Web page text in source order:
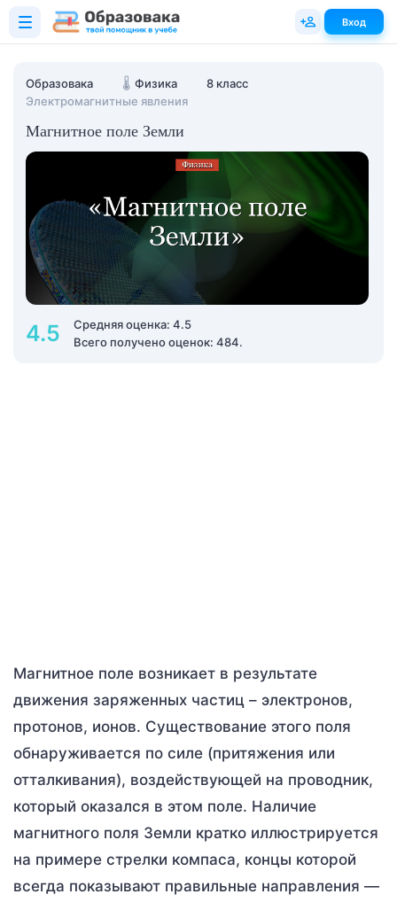
Образовака 🌡️ Физика
8 класс
Электромагнитные явления
Магнитное поле Земли
4.5
Средняя оценка: 4.5
Всего получено оценок: 484.
Магнитное поле возникает в результате
движения заряженных частиц – электронов,
протонов, ионов. Существование этого поля
обнаруживается по силе (притяжения или
отталкивания), воздействующей на проводник,
который оказался в этом поле. Наличие
магнитного поля Земли кратко иллюстрируется
на примере стрелки компаса, концы которой
всегда показывают правильные направления —
Вход